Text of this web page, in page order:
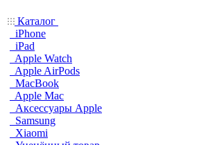
Каталог
iPhone
iPad
Apple Watch
Apple AirPods
MacBook
Apple Mac
Аксессуары Apple
Samsung
Xiaomi